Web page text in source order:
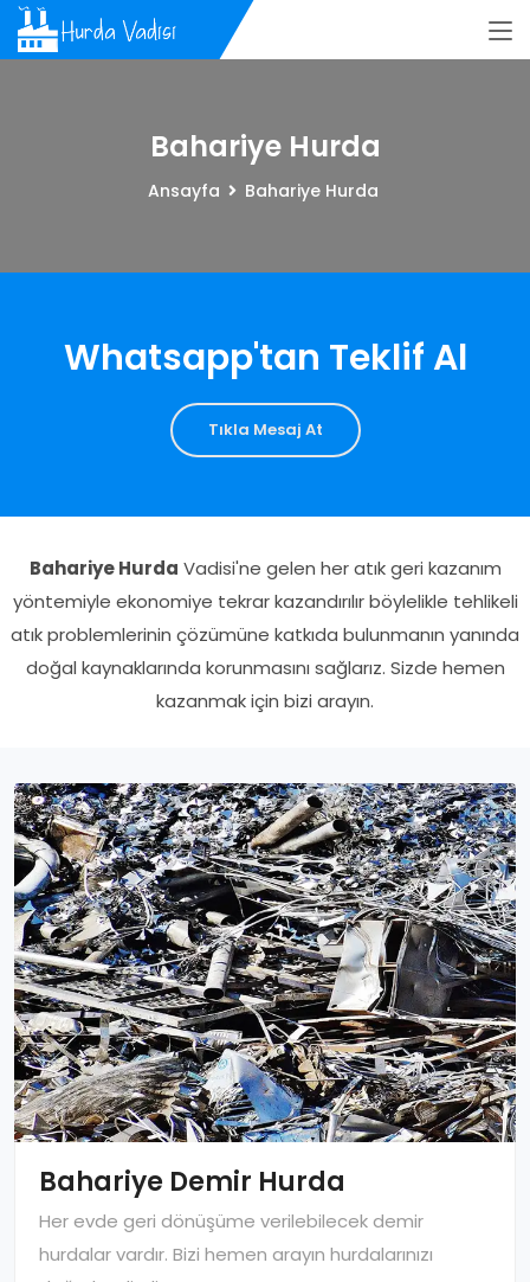
Bahariye Hurda
Ansayfa Bahariye Hurda
Whatsapp'tan Teklif Al
Tıkla Mesaj At
Bahariye Hurda Vadisi'ne gelen her atık geri kazanım
yöntemiyle ekonomiye tekrar kazandırılır böylelikle tehlikeli
atık problemlerinin çözümüne katkıda bulunmanın yanında
doğal kaynaklarında korunmasını sağlarız. Sizde hemen
kazanmak için bizi arayın.
Bahariye Demir Hurda
Her evde geri dönüşüme verilebilecek demir
hurdalar vardır. Bizi hemen arayın hurdalarınızı